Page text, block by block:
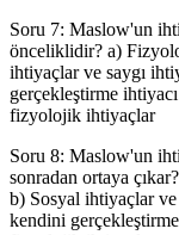
Soru 7: Maslow'un
önceliklidir? a)
ihtiyaçlar ve saygı
gerçekleştirme
fizyolojik ihtiyaçlar
Soru 8: Maslow'un
sonradan ortaya
b) Sosyal ihtiyaçlar ve
kendini